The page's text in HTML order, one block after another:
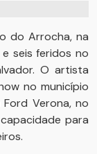
do Arrocha, na
seis feridos no
O artista
no município
Verona, no
para